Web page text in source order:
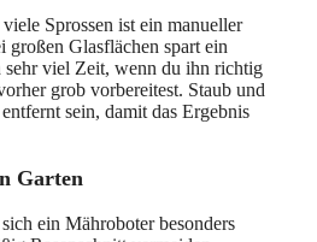
Sprossen ist ein manueller
Glasflächen spart ein
sehr viel Zeit, wenn du ihn richtig
grob vorbereitest. Staub und
sein, damit das Ergebnis
Garten
ein Mähroboter besonders